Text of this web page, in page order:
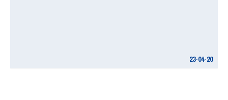
23-04-20